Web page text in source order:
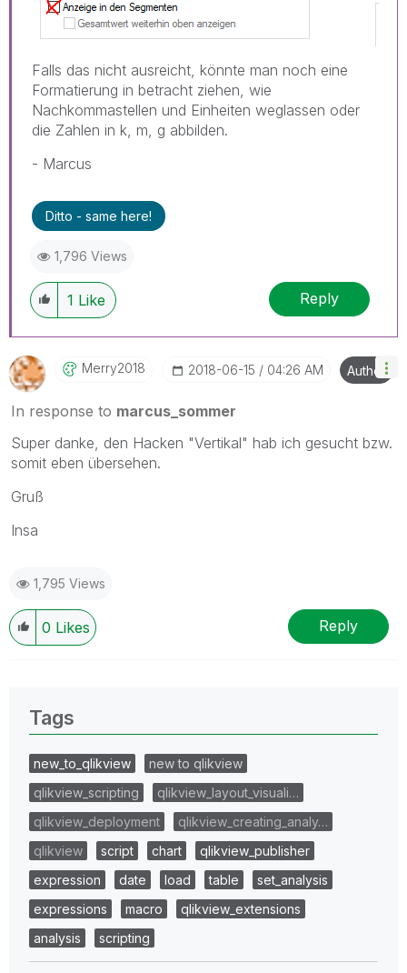
Falls das nicht ausreicht, könnte man noch eine
Formatierung in betracht ziehen, wie
Nachkommastellen und Einheiten weglassen oder
die Zahlen in k, m, g abbilden.
- Marcus
Ditto - same here!
1,796 Views
1 Like Reply
Merry2018 ‎2018-06-15 04:26 AM Author
In response to marcus_sommer
Super danke, den Hacken "Vertikal" hab ich gesucht bzw.
somit eben übersehen.
Gruß
Insa
1,795 Views
0 Likes Reply
Tags
new_to_qlikview
new to qlikview
qlikview_scripting
qlikview_layout_visuali…
qlikview_deployment
qlikview_creating_analy…
qlikview
script chart
qlikview_publisher
expression
date load table
set_analysis
expressions
macro
qlikview_extensions
analysis
scripting